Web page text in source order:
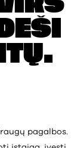
pagalbos.